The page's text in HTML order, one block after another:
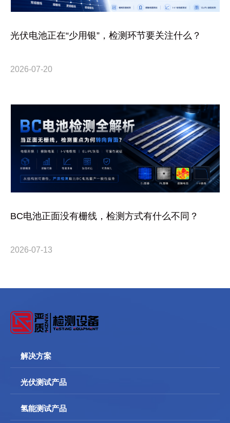
光伏电池正在“少用银”，检测环节要关注什么？
2026-07-20
BC电池正面没有栅线，检测方式有什么不同？
2026-07-13
解决方案
光伏测试产品
氢能测试产品